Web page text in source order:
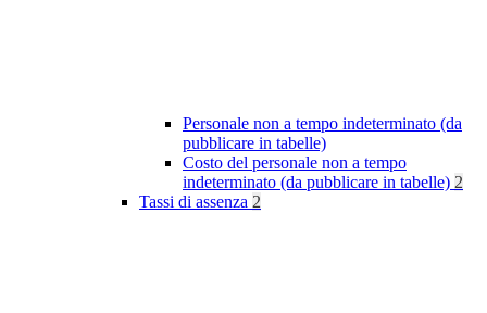
Personale non a tempo indeterminato (da
pubblicare in tabelle)
Costo del personale non a tempo
indeterminato (da pubblicare in tabelle) 2
Tassi di assenza 2